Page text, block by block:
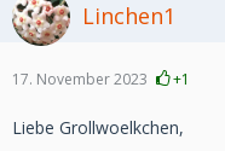
Linchen1
17. November 2023 +1
Liebe Grollwoelkchen,